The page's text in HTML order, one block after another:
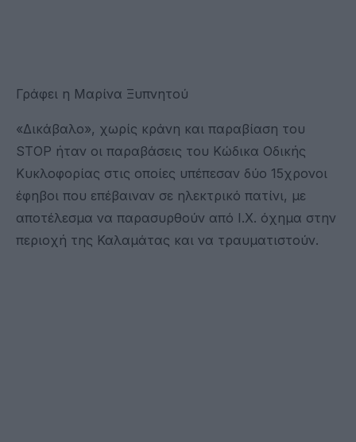
Γράφει η Μαρίνα Ξυπνητού
«Δικάβαλο», χωρίς κράνη και παραβίαση του
STOP ήταν οι παραβάσεις του Κώδικα Οδικής
Κυκλοφορίας στις οποίες υπέπεσαν δύο 15χρονοι
έφηβοι που επέβαιναν σε ηλεκτρικό πατίνι, με
αποτέλεσμα να παρασυρθούν από Ι.Χ. όχημα στην
περιοχή της Καλαμάτας και να τραυματιστούν.